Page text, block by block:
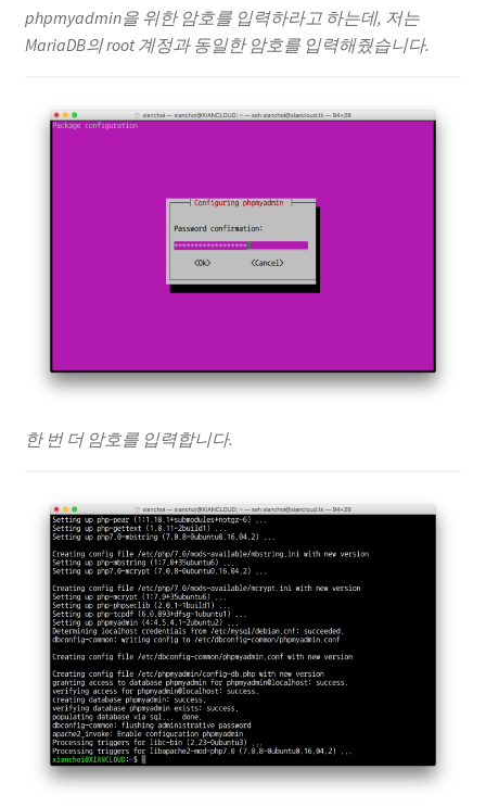
phpmyadmin을 위한 암호를 입력하라고 하는데, 저는
MariaDB의 root 계정과 동일한 암호를 입력해줬습니다.
한 번 더 암호를 입력합니다.